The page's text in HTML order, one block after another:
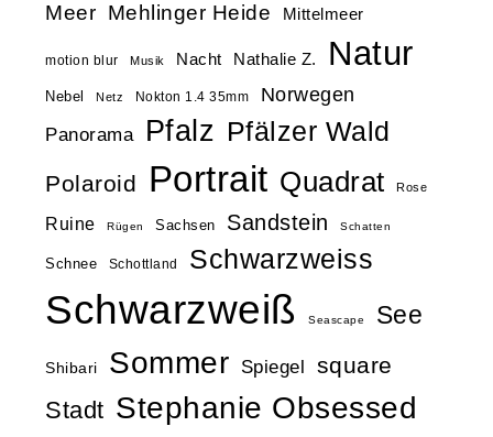
Meer Mehlinger Heide Mittelmeer
motion blur Musik Nacht Nathalie Z. Natur
Nebel Netz Nokton 1.4 35mm Norwegen
Panorama Pfalz Pfälzer Wald
Polaroid Portrait Quadrat Rose
Ruine Rügen Sachsen Sandstein Schatten
Schnee Schottland Schwarzweiss
Schwarzweiß Seascape See
Shibari Sommer Spiegel square
Stadt Stephanie Obsessed